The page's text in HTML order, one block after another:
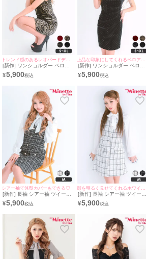
[新作] ワンショルダー ベロア
レオパード スカーフ タイトド
レス (ねおん着用/S~XLサイズ
¥5,900
[新作] ワンショルダー ベロア
ドット 黒 タイトドレス (ねお
ん着用/S~XLサイズ対応) |
¥5,900
シアー袖で体型カバーもできる♡
[新作] 長袖 シアー袖 ツイード
リボン ガーリー ブラック フレ
アドレス (ねおん着用/Mサイズ
¥5,900
[新作] 長袖 シアー袖 ツイード
リボン ホワイト フレアドレス
(みのり着用/Mサイズ対応) |
¥5,900